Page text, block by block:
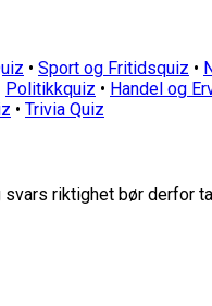
• Sport og Fritidsquiz •
Politikkquiz • Handel og
• Trivia Quiz
riktighet bør derfor